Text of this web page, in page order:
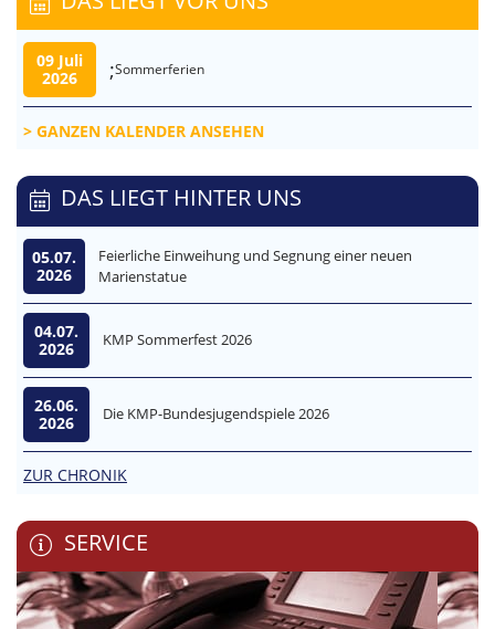
09 Juli
2026
;Sommerferien
GANZEN KALENDER ANSEHEN
DAS LIEGT HINTER UNS
05.07.
2026
Feierliche Einweihung und Segnung einer neuen
Marienstatue
04.07.
2026
KMP Sommerfest 2026
26.06.
2026
Die KMP-Bundesjugendspiele 2026
ZUR CHRONIK
SERVICE